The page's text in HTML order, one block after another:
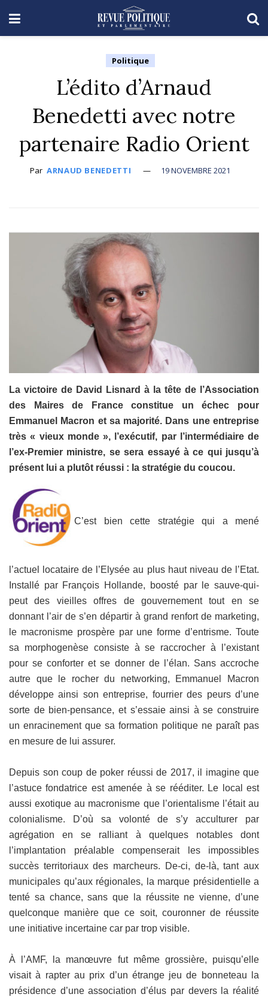
Politique
L’édito d’Arnaud
Benedetti avec notre
partenaire Radio Orient
Par ARNAUD BENEDETTI 19 NOVEMBRE 2021
La victoire de David Lisnard à la tête de l’Association
des Maires de France constitue un échec pour
Emmanuel Macron et sa majorité. Dans une entreprise
très « vieux monde », l’exécutif, par l’intermédiaire de
l’ex-Premier ministre, se sera essayé à ce qui jusqu’à
présent lui a plutôt réussi : la stratégie du coucou.
C’est bien cette stratégie qui a mené
l’actuel locataire de l’Elysée au plus haut niveau de l’Etat.
Installé par François Hollande, boosté par le sauve-qui-
peut des vieilles offres de gouvernement tout en se
donnant l’air de s’en départir à grand renfort de marketing,
le macronisme prospère par une forme d’entrisme. Toute
sa morphogenèse consiste à se raccrocher à l’existant
pour se conforter et se donner de l’élan. Sans accroche
autre que le rocher du networking, Emmanuel Macron
développe ainsi son entreprise, fourrier des peurs d’une
sorte de bien-pensance, et s’essaie ainsi à se construire
un enracinement que sa formation politique ne paraît pas
en mesure de lui assurer.
Depuis son coup de poker réussi de 2017, il imagine que
l’astuce fondatrice est amenée à se rééditer. Le local est
aussi exotique au macronisme que l’orientalisme l’était au
colonialisme. D’où sa volonté de s’y acculturer par
agrégation en se ralliant à quelques notables dont
l’implantation préalable compenserait les impossibles
succès territoriaux des marcheurs. De-ci, de-là, tant aux
municipales qu’aux régionales, la marque présidentielle a
tenté sa chance, sans que la réussite ne vienne, d’une
quelconque manière que ce soit, couronner de réussite
une initiative incertaine car par trop visible.
À l’AMF, la manœuvre fut même grossière, puisqu’elle
visait à rapter au prix d’un étrange jeu de bonneteau la
présidence d’une association d’élus par devers la réalité